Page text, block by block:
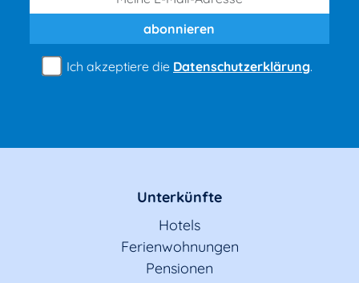
abonnieren
Ich akzeptiere die Datenschutzerklärung.
Unterkünfte
Hotels
Ferienwohnungen
Pensionen